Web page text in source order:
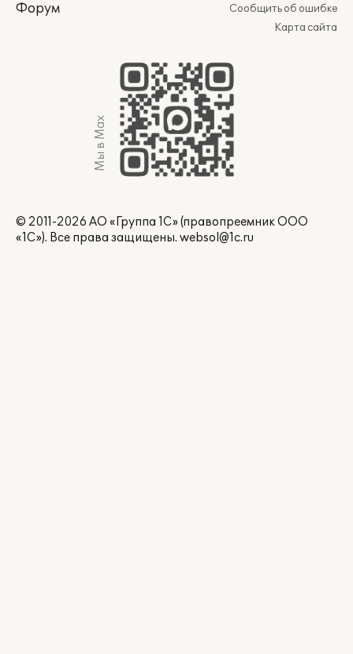
Форум
Сообщить об ошибке
Карта сайта
Мы в Max
© 2011-2026 АО «Группа 1С» (правопреемник ООО
«1С»). Все права защищены. websol@1c.ru